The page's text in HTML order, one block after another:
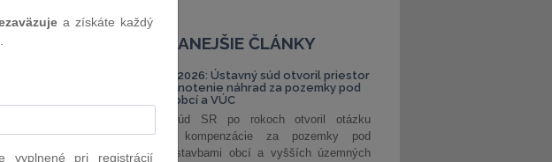
z prípadov
2014
č.
NAJČÍTANEJŠIE ČLÁNKY
PLz. ÚS 1/2026: Ústavný súd otvoril priestor
na prehodnotenie náhrad za pozemky pod
stavbami obcí a VÚC
Ústavný súd SR po rokoch otvoril otázku
primeranej kompenzácie za pozemky pod
verejnými stavbami obcí a vyšších územných
a získáte každý
pri registrácií